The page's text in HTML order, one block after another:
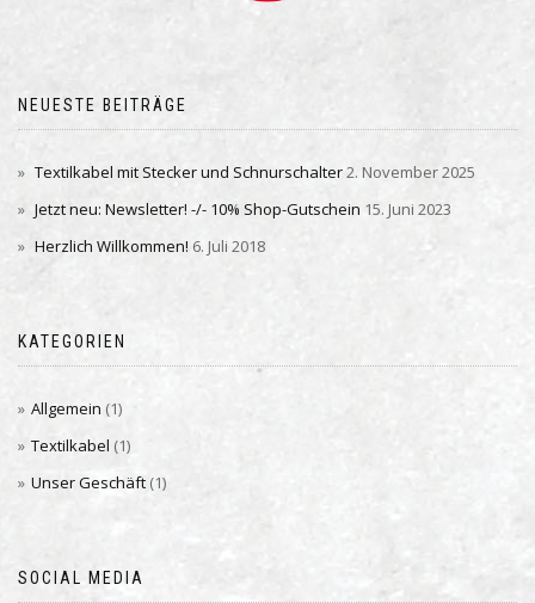
NEUESTE BEITRÄGE
Textilkabel mit Stecker und Schnurschalter2. November 2025
Jetzt neu: Newsletter! -/- 10% Shop-Gutschein 15. Juni 2023
Herzlich Willkommen! 6. Juli 2018
KATEGORIEN
Allgemein (1)
Textilkabel (1)
Unser Geschäft (1)
SOCIAL MEDIA